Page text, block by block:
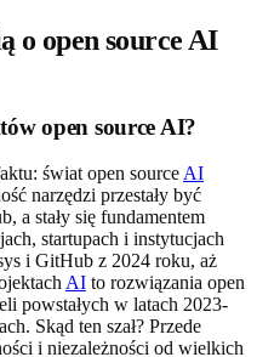
o open source AI
open source AI?
świat open source AI
narzędzi przestały być
a stały się fundamentem
startupach i instytucjach
i GitHub z 2024 roku, aż
AI to rozwiązania open
powstałych w latach 2023-
Skąd ten szał? Przede
i niezależności od wielkich